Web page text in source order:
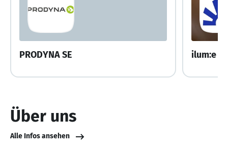
PRODYNA SE ilum:e
Über uns
Alle Infos ansehen